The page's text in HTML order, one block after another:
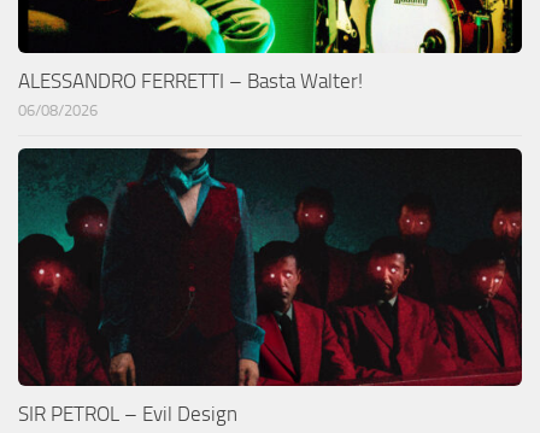
ALESSANDRO FERRETTI – Basta Walter!
06/08/2026
SIR PETROL – Evil Design